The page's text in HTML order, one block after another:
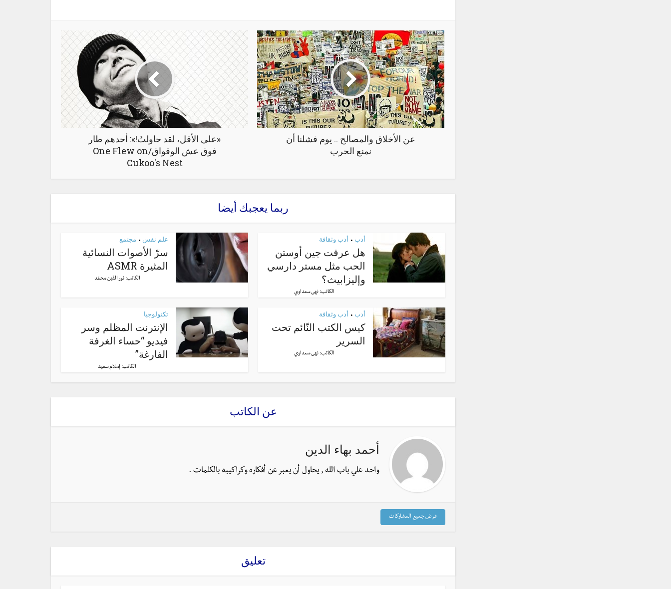
«على الأقل، لقد حاولتُ!»: أحدهم طار
فوق عش الوقواق/One Flew on
Cukoo's Nest
عن الأخلاق والمصالح .. يوم فشلنا أن
نمنع الحرب
ربما يعجبك أيضا
أدب • أدب وثقافة
هل عرفت جين أوستن
الحب مثل مستر دارسي
وإليزابيث؟
الكاتب: نهى سعداوي
علم نفس • مجتمع
سرّ الأصوات النسائية
المثيرة ASMR
الكاتب:نور الدّين محمّد
أدب • أدب وثقافة
كيس الكتب النّائم تحت
السرير
الكاتب: نهى سعداوي
تكنولوجيا
الإنترنت المظلم وسر
فيديو “حساء الغرفة
الفارغة”
الكاتب: إسلام سعيد
عن الكاتب
أحمد بهاء الدين
واحد علي باب الله , يحاول أن يعبر عن أفكاره وكراكيبه بالكلمات .
عرض جميع المشاركات
تعليق